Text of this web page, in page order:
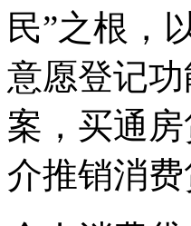
民”之根，
意愿登记
案，买通
介推销消费